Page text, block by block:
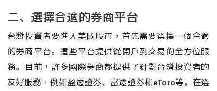
二、選擇合適的券商平台
台灣投資者要進入美國股市，首先需要選擇一個合適
的券商平台。這些平台提供從開戶到交易的全方位服
務。目前，許多國際券商都提供了針對台灣投資者的
友好服務，例如盈透證券、富途證券和eToro等。在選